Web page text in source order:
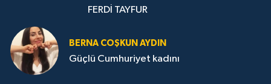
FERDİ TAYFUR
BERNA COŞKUN AYDIN
Güçlü Cumhuriyet kadını